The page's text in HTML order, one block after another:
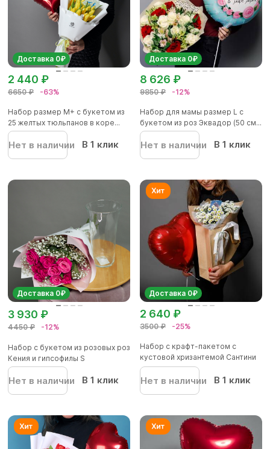
Доставка 0₽
6650 ₽ -63%
2 440 ₽
Набор размер М+ с букетом из
25 желтых тюльпанов в коре...
Нет в наличии В 1 клик
Доставка 0₽
9850 ₽ -12%
8 626 ₽
Набор для мамы размер L с
букетом из роз Эквадор (50 см...
Нет в наличии В 1 клик
Доставка 0₽
4450 ₽ -12%
3 930 ₽
Набор с букетом из розовых роз
Кения и гипсофилы S
Нет в наличии В 1 клик
Доставка 0₽
3500 ₽ -25%
2 640 ₽
Набор с крафт-пакетом с
кустовой хризантемой Сантини
(...
Нет в наличии В 1 клик